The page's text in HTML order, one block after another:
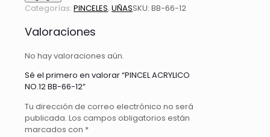
Categorías: PINCELES, UÑASSKU: BB-66-12
Valoraciones
No hay valoraciones aún.
Sé el primero en valorar “PINCEL ACRYLICO
NO.12 BB-66-12”
Tu dirección de correo electrónico no será
publicada. Los campos obligatorios están
marcados con *